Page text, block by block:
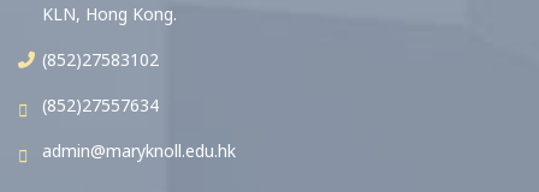
KLN, Hong Kong.
(852)27583102
(852)27557634
admin@maryknoll.edu.hk